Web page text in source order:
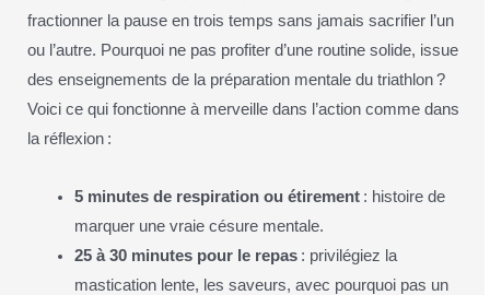
fractionner la pause en trois temps sans jamais sacrifier l’un
ou l’autre. Pourquoi ne pas profiter d’une routine solide, issue
des enseignements de la préparation mentale du triathlon ?
Voici ce qui fonctionne à merveille dans l’action comme dans
la réflexion :
5 minutes de respiration ou étirement : histoire de
marquer une vraie césure mentale.
25 à 30 minutes pour le repas : privilégiez la
mastication lente, les saveurs, avec pourquoi pas un